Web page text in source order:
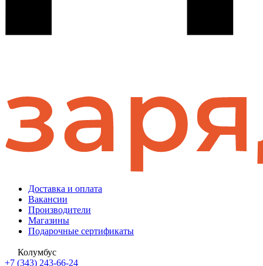
Доставка и оплата
Вакансии
Производители
Магазины
Подарочные сертификаты
Колумбус
+7 (343) 243-66-24